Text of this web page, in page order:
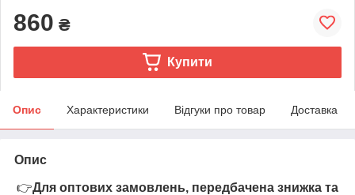
860 ₴
Купити
Опис Характеристики Відгуки про товар Доставка
Опис
👉Для оптових замовлень, передбачена знижка та